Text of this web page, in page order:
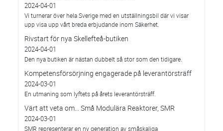
2024-04-01
Vi turnerar över hela Sverige med en utställningsbil där vi visar
upp visa upp vårt breda erbjudande inom Säkerhet.
Rivstart för nya Skellefteå-butiken
2024-04-01
Den nya butiken är nästan dubbelt så stor som den tidigare.
Kompetensförsörjning engagerade på leverantörsträff
2024-03-01
En utmaning som lyftets på årets leverantörsträff.
Värt att veta om... Små Modulära Reaktorer, SMR
2024-03-01
SMR representerar en ny generation av småskaliga